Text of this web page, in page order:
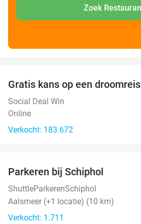
Zoek
Gratis kans op een
Social Deal Win
Online
Verkocht: 183.672
Parkeren bij Schiphol
ShuttleParkerenSchiphol
Aalsmeer (+1 locatie) (10 km)
Verkocht: 1.711